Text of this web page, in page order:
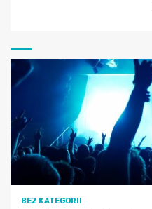
BEZ KATEGORII